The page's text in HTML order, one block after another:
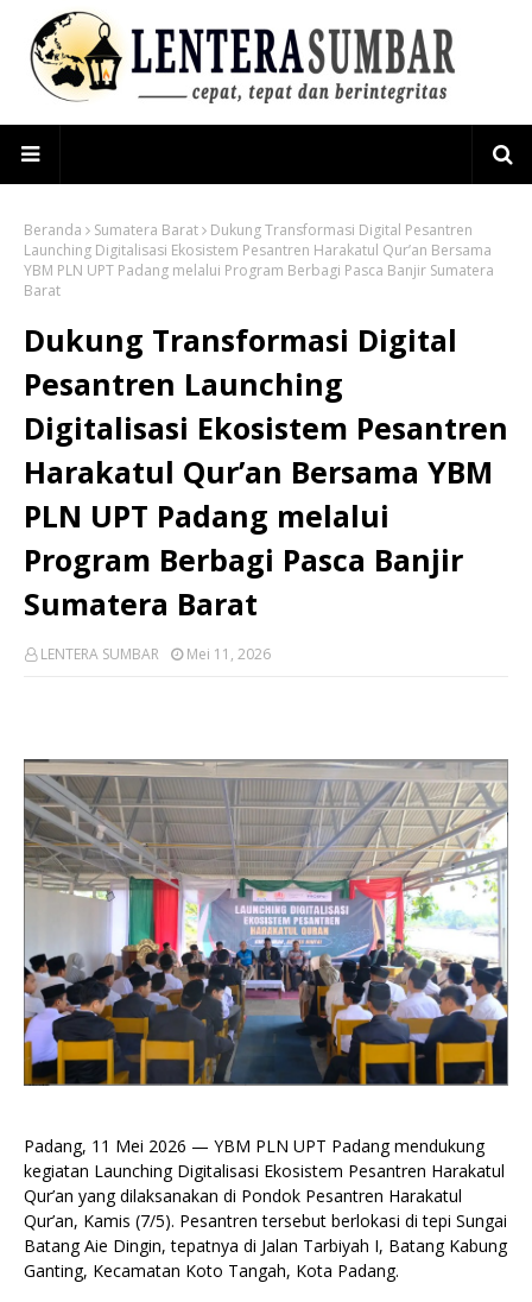
Beranda Sumatera Barat
Dukung Transformasi Digital Pesantren
Launching Digitalisasi Ekosistem Pesantren Harakatul Qur’an Bersama
YBM PLN UPT Padang melalui Program Berbagi Pasca Banjir Sumatera
Barat
Dukung Transformasi Digital
Pesantren Launching
Digitalisasi Ekosistem Pesantren
Harakatul Qur’an Bersama YBM
PLN UPT Padang melalui
Program Berbagi Pasca Banjir
Sumatera Barat
LENTERA SUMBAR Mei 11, 2026
Padang, 11 Mei 2026 — YBM PLN UPT Padang mendukung
kegiatan Launching Digitalisasi Ekosistem Pesantren Harakatul
Qur’an yang dilaksanakan di Pondok Pesantren Harakatul
Qur’an, Kamis (7/5). Pesantren tersebut berlokasi di tepi Sungai
Batang Aie Dingin, tepatnya di Jalan Tarbiyah I, Batang Kabung
Ganting, Kecamatan Koto Tangah, Kota Padang.